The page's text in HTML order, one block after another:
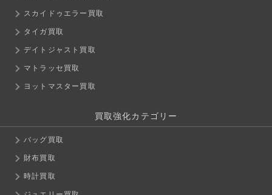
スカイドゥエラー買取
タイガ買取
デイトジャスト買取
マトラッセ買取
ヨットマスター買取
買取強化カテゴリー
バッグ買取
財布買取
時計買取